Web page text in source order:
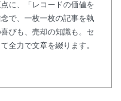
ーリングオフ保証
ドを査定対象とし、状態の
めて査定。プライバシーマ
も徹底。
査定詳細を確認
に、「レコードの価値を
で、一枚一枚の記事を執
びも、売却の知識も。セ
全力で文章を綴ります。